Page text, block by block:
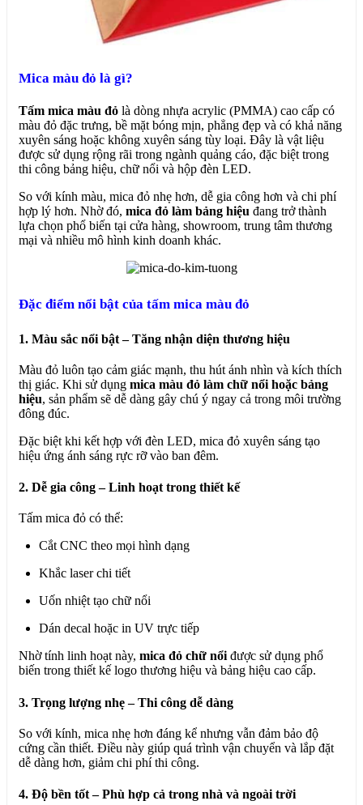
Mica màu đỏ là gì?
Tấm mica màu đỏ là dòng nhựa acrylic (PMMA) cao cấp có
màu đỏ đặc trưng, bề mặt bóng mịn, phẳng đẹp và có khả năng
xuyên sáng hoặc không xuyên sáng tùy loại. Đây là vật liệu
được sử dụng rộng rãi trong ngành quảng cáo, đặc biệt trong
thi công bảng hiệu, chữ nổi và hộp đèn LED.
So với kính màu, mica đỏ nhẹ hơn, dễ gia công hơn và chi phí
hợp lý hơn. Nhờ đó, mica đỏ làm bảng hiệu đang trở thành
lựa chọn phổ biến tại cửa hàng, showroom, trung tâm thương
mại và nhiều mô hình kinh doanh khác.
Đặc điểm nổi bật của tấm mica màu đỏ
1. Màu sắc nổi bật – Tăng nhận diện thương hiệu
Màu đỏ luôn tạo cảm giác mạnh, thu hút ánh nhìn và kích thích
thị giác. Khi sử dụng mica màu đỏ làm chữ nổi hoặc bảng
hiệu, sản phẩm sẽ dễ dàng gây chú ý ngay cả trong môi trường
đông đúc.
Đặc biệt khi kết hợp với đèn LED, mica đỏ xuyên sáng tạo
hiệu ứng ánh sáng rực rỡ vào ban đêm.
2. Dễ gia công – Linh hoạt trong thiết kế
Tấm mica đỏ có thể:
Cắt CNC theo mọi hình dạng
Khắc laser chi tiết
Uốn nhiệt tạo chữ nổi
Dán decal hoặc in UV trực tiếp
Nhờ tính linh hoạt này, mica đỏ chữ nổi được sử dụng phổ
biến trong thiết kế logo thương hiệu và bảng hiệu cao cấp.
3. Trọng lượng nhẹ – Thi công dễ dàng
So với kính, mica nhẹ hơn đáng kể nhưng vẫn đảm bảo độ
cứng cần thiết. Điều này giúp quá trình vận chuyển và lắp đặt
dễ dàng hơn, giảm chi phí thi công.
4. Độ bền tốt – Phù hợp cả trong nhà và ngoài trời